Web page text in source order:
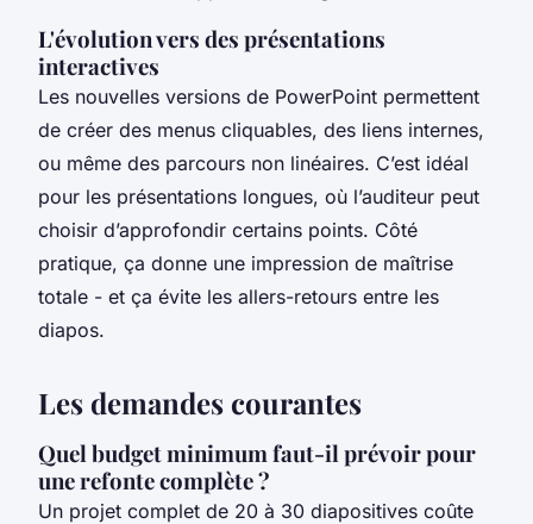
L'évolution vers des présentations
interactives
Les nouvelles versions de PowerPoint permettent
de créer des menus cliquables, des liens internes,
ou même des parcours non linéaires. C’est idéal
pour les présentations longues, où l’auditeur peut
choisir d’approfondir certains points. Côté
pratique, ça donne une impression de maîtrise
totale - et ça évite les allers-retours entre les
diapos.
Les demandes courantes
Quel budget minimum faut-il prévoir pour
une refonte complète ?
Un projet complet de 20 à 30 diapositives coûte